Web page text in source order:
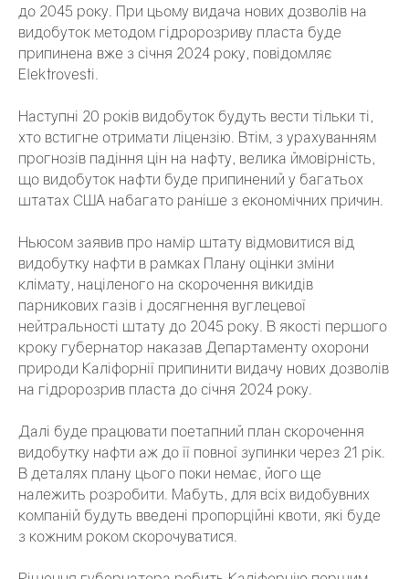
до 2045 року. При цьому видача нових дозволів на
видобуток методом гідророзриву пласта буде
припинена вже з січня 2024 року, повідомляє
Elektrovesti.
Наступні 20 років видобуток будуть вести тільки ті,
хто встигне отримати ліцензію. Втім, з урахуванням
прогнозів падіння цін на нафту, велика ймовірність,
що видобуток нафти буде припинений у багатьох
штатах США набагато раніше з економічних причин.
Ньюсом заявив про намір штату відмовитися від
видобутку нафти в рамках Плану оцінки зміни
клімату, націленого на скорочення викидів
парникових газів і досягнення вуглецевої
нейтральності штату до 2045 року. В якості першого
кроку губернатор наказав Департаменту охорони
природи Каліфорнії припинити видачу нових дозволів
на гідророзрив пласта до січня 2024 року.
Далі буде працювати поетапний план скорочення
видобутку нафти аж до її повної зупинки через 21 рік.
В деталях плану цього поки немає, його ще
належить розробити. Мабуть, для всіх видобувних
компаній будуть введені пропорційні квоти, які буде
з кожним роком скорочуватися.